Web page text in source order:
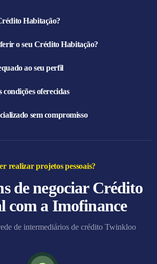
Habitação?
o seu Crédito Habitação?
ao seu perfil
condições oferecidas
sem compromisso
realizar projetos pessoais?
de negociar Crédito
com a Imofinance
de intermediários de crédito Twinkloo